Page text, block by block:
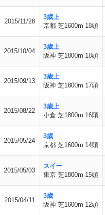
2015/11/28
3歳上
京都 芝1600m 18頭
2015/10/04
3歳上
阪神 芝1800m 18頭
2015/09/13
3歳上
阪神 芝1800m 17頭
2015/08/22
3歳上
小倉 芝1800m 16頭
2015/05/24
3歳
京都 芝1600m 14頭
2015/05/03
スイー
東京 芝1800m 15頭
2015/04/11
3歳
阪神 芝1600m 12頭